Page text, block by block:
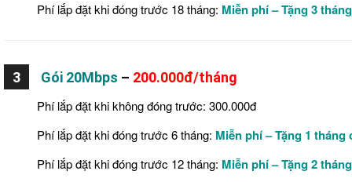
Phí lắp đặt khi đóng trước 18 tháng: Miễn phí – Tặng 3
3 Gói 20Mbps – 200.000đ/tháng
Phí lắp đặt khi không đóng trước: 300.000đ
Phí lắp đặt khi đóng trước 6 tháng: Miễn phí – Tặng 1 tháng
Phí lắp đặt khi đóng trước 12 tháng: Miễn phí – Tặng 2